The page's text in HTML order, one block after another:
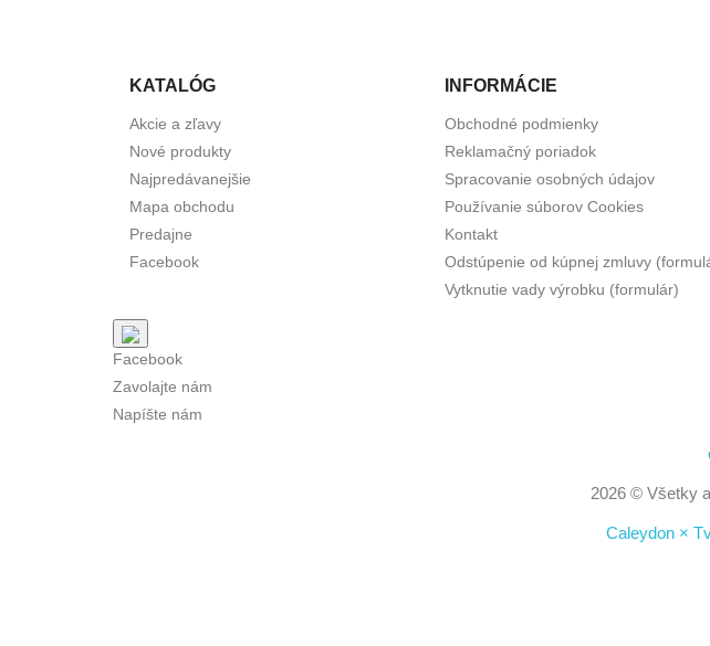
KATALÓG
Akcie a zľavy
Nové produkty
Najpredávanejšie
Mapa obchodu
Predajne
Facebook
INFORMÁCIE
Obchodné podmienky
Reklamačný poriadok
Spracovanie osobných údajov
Používanie súborov Cookies
Kontakt
Odstúpenie od kúpnej zmluvy
Vytknutie vady výrobku (formulár)
Facebook
Zavolajte nám
Napíšte nám
2026 © Všetky
Caleydon ×